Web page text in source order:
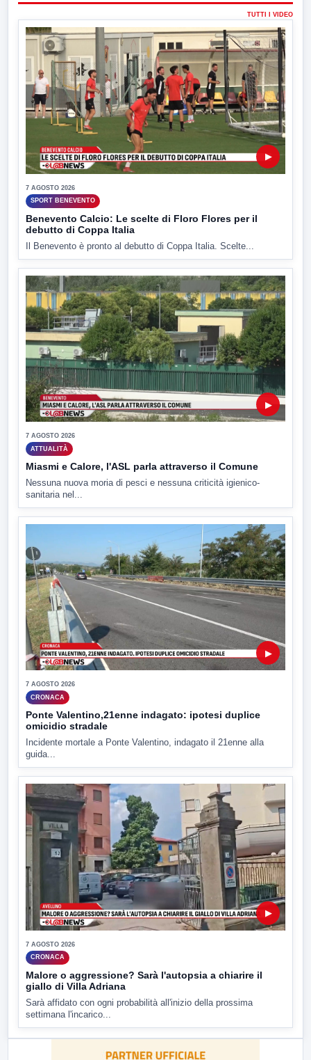
TUTTI I VIDEO
▶
7 AGOSTO 2026
SPORT BENEVENTO
Benevento Calcio: Le scelte di Floro Flores per il
debutto di Coppa Italia
Il Benevento è pronto al debutto di Coppa Italia. Scelte...
▶
7 AGOSTO 2026
ATTUALITÀ
Miasmi e Calore, l'ASL parla attraverso il Comune
Nessuna nuova moria di pesci e nessuna criticità igienico-
sanitaria nel...
▶
7 AGOSTO 2026
CRONACA
Ponte Valentino,21enne indagato: ipotesi duplice
omicidio stradale
Incidente mortale a Ponte Valentino, indagato il 21enne alla
guida...
▶
7 AGOSTO 2026
CRONACA
Malore o aggressione? Sarà l'autopsia a chiarire il
giallo di Villa Adriana
Sarà affidato con ogni probabilità all'inizio della prossima
settimana l'incarico...